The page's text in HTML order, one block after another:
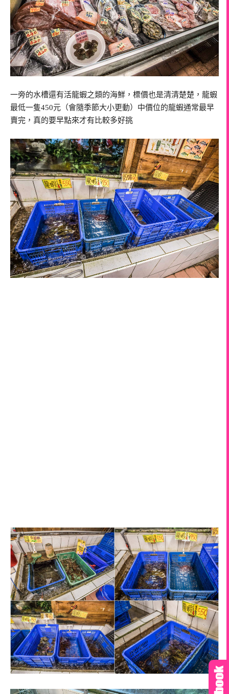
一旁的水槽還有活龍蝦之類的海鮮，標價也是清清楚楚，龍蝦
最低一隻450元（會隨季節大小更動）中價位的龍蝦通常最早
賣完，真的要早點來才有比較多好挑